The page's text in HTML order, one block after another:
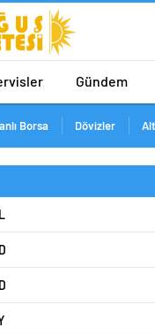
Gündem
Borsa Dövizler